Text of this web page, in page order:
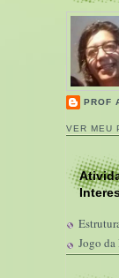
PROF
VER MEU
Jogo